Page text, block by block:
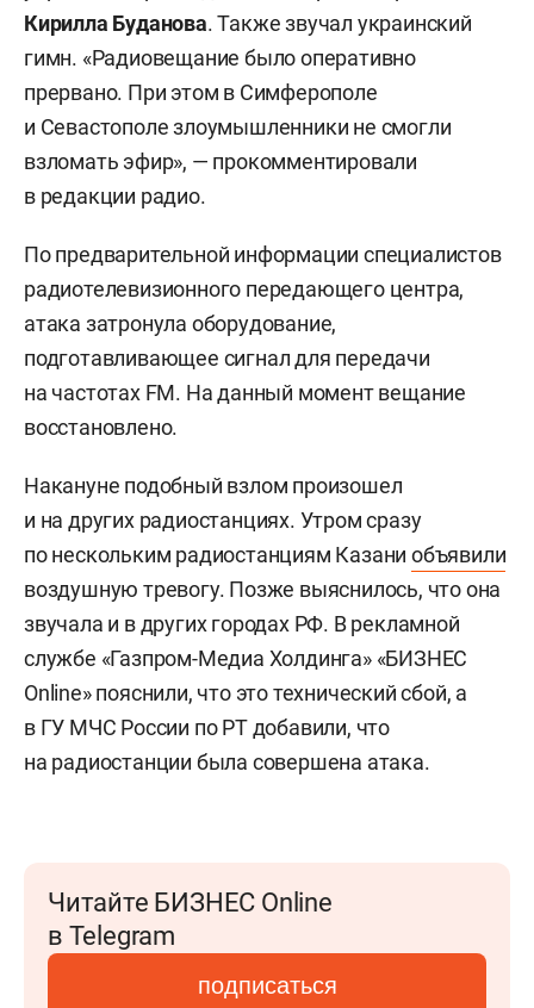
Кирилла Буданова. Также звучал украинский
гимн. «Радиовещание было оперативно
прервано. При этом в Симферополе
и Севастополе злоумышленники не смогли
взломать эфир», — прокомментировали
в редакции радио.
По предварительной информации специалистов
радиотелевизионного передающего центра,
атака затронула оборудование,
подготавливающее сигнал для передачи
на частотах FM. На данный момент вещание
восстановлено.
Накануне подобный взлом произошел
и на других радиостанциях. Утром сразу
по нескольким радиостанциям Казани объявили
воздушную тревогу. Позже выяснилось, что она
звучала и в других городах РФ. В рекламной
службе «Газпром-Медиа Холдинга» «БИЗНЕС
Online» пояснили, что это технический сбой, а
в ГУ МЧС России по РТ добавили, что
на радиостанции была совершена атака.
Читайте БИЗНЕС Online
в Telegram
подписаться